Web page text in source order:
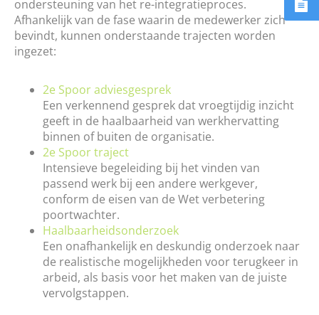
ondersteuning van het re-integratieproces.
Afhankelijk van de fase waarin de medewerker zich
bevindt, kunnen onderstaande trajecten worden
ingezet:
2e Spoor adviesgesprek
Een verkennend gesprek dat vroegtijdig inzicht
geeft in de haalbaarheid van werkhervatting
binnen of buiten de organisatie.
2e Spoor traject
Intensieve begeleiding bij het vinden van
passend werk bij een andere werkgever,
conform de eisen van de Wet verbetering
poortwachter.
Haalbaarheidsonderzoek
Een onafhankelijk en deskundig onderzoek naar
de realistische mogelijkheden voor terugkeer in
arbeid, als basis voor het maken van de juiste
vervolgstappen.